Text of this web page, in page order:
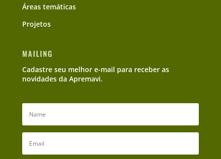
Áreas temáticas
Projetos
MAILING
Cadastre seu melhor e-mail para receber as
novidades da Apremavi.